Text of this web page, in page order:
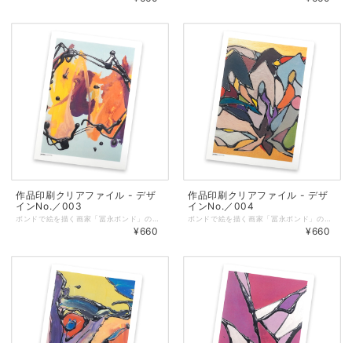
作品印刷クリアファイル - デザ
インNo.／003
¥660
作品印刷クリアファイル - デザ
インNo.／004
¥660